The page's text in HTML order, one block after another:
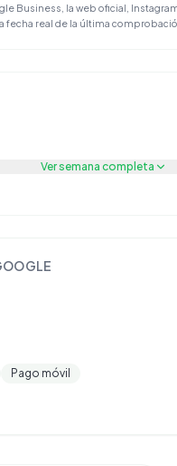
Business, la web oficial,
fecha real de la última
Ver semana completa
Pago móvil